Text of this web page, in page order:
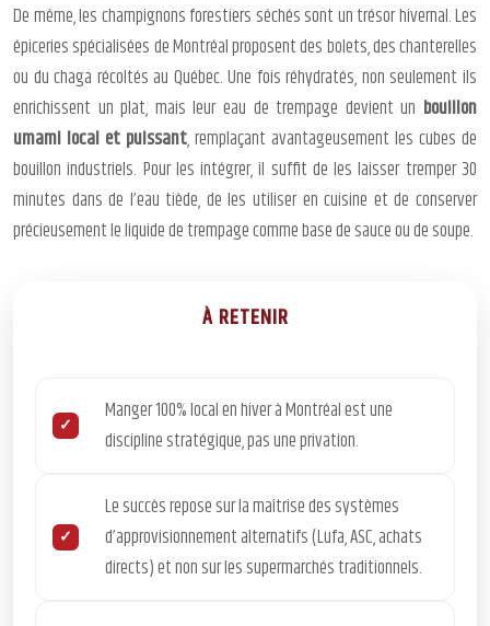
De même, les champignons forestiers séchés sont un trésor hivernal. Les
épiceries spécialisées de Montréal proposent des bolets, des chanterelles
ou du chaga récoltés au Québec. Une fois réhydratés, non seulement ils
enrichissent un plat, mais leur eau de trempage devient un bouillon
umami local et puissant, remplaçant avantageusement les cubes de
bouillon industriels. Pour les intégrer, il suffit de les laisser tremper 30
minutes dans de l’eau tiède, de les utiliser en cuisine et de conserver
précieusement le liquide de trempage comme base de sauce ou de soupe.
À RETENIR
Manger 100% local en hiver à Montréal est une
discipline stratégique, pas une privation.
Le succès repose sur la maîtrise des systèmes
d’approvisionnement alternatifs (Lufa, ASC, achats
directs) et non sur les supermarchés traditionnels.